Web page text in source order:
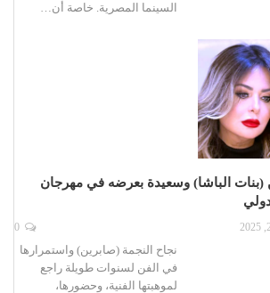
السينما المصرية. خاصة أن…
الباشا) وسعيدة بعرضه في مهرجان
نجاح النجمة (صابرين) واستمرارها
في الفن لسنوات طويلة راجع
لموهبتها الفنية، وحضورها،